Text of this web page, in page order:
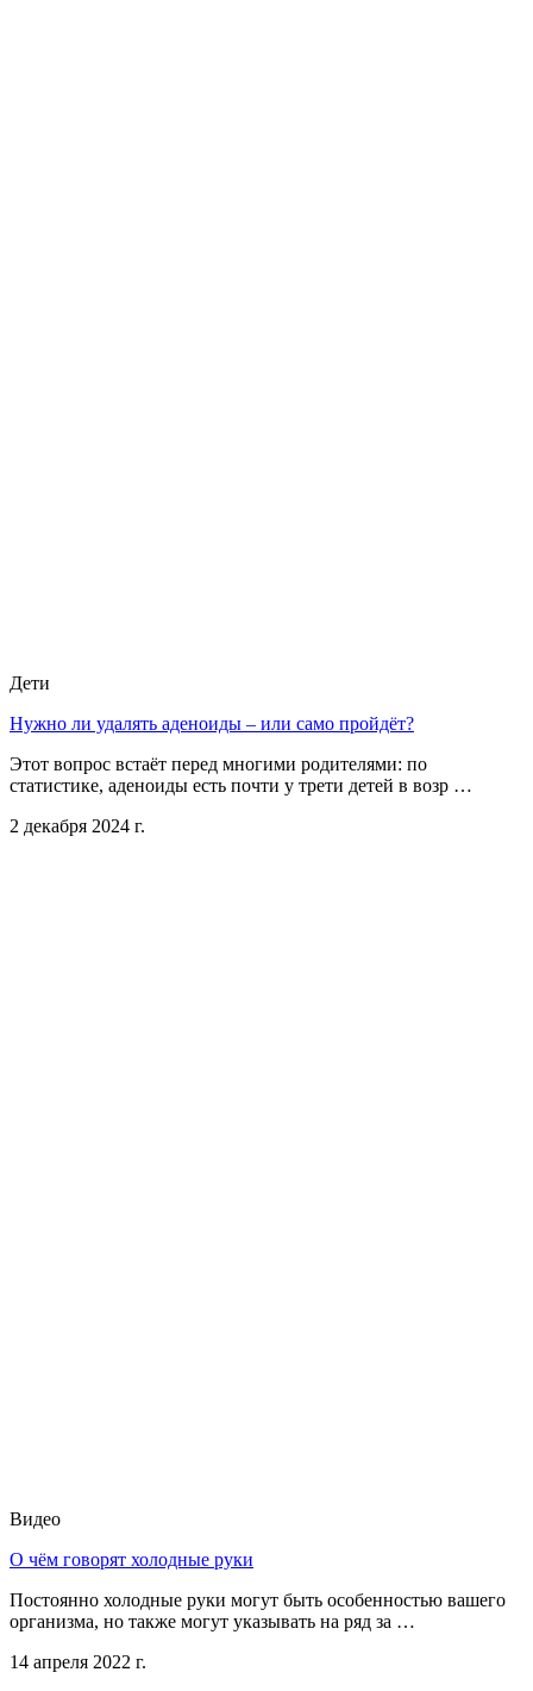
Дети
Нужно ли удалять аденоиды – или само пройдёт?
Этот вопрос встаёт перед многими родителями: по
статистике, аденоиды есть почти у трети детей в возр …
2 декабря 2024 г.
Видео
О чём говорят холодные руки
Постоянно холодные руки могут быть особенностью вашего
организма, но также могут указывать на ряд за …
14 апреля 2022 г.